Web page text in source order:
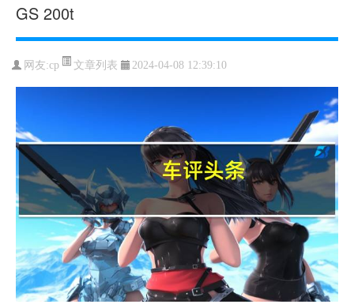
GS 200t
网友:cp 文章列表 2024-04-08 12:39:10